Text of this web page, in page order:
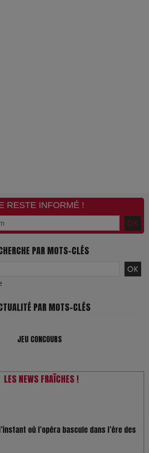
RESTE INFORMÉ !
PAR MOTS-CLÉS
PAR MOTS-CLÉS
JEU CONCOURS
LES NEWS FRAÎCHES !